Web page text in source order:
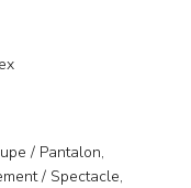
/ Pantalon,
/ Spectacle,